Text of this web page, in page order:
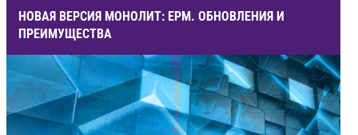
НОВАЯ ВЕРСИЯ МОНОЛИТ: ЕРМ. ОБНОВЛЕНИЯ И
ПРЕИМУЩЕСТВА